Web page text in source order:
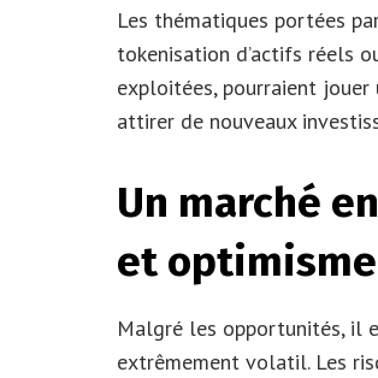
Les thématiques portées
tokenisation d’actifs réels
exploitées, pourraient jouer
attirer de nouveaux
Un marché
et
Malgré les opportunités, il
extrêmement volatil. Les